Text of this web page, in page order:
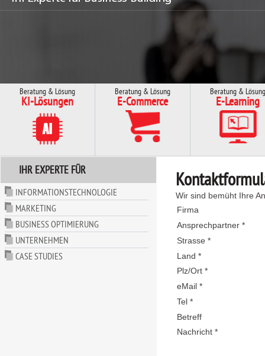
Beratung & Lösung
KI-Lösungen
Beratung & Lösung
E-Commerce
Beratung & Lösung
E-Learning
IHR EXPERTE FÜR
INFORMATIONSTECHNOLOGIE
MARKETING
BUSINESS OPTIMIERUNG
UNTERNEHMEN
CASE STUDIES
Wir sind bemüht Ihre
Firma
Ansprechpartner *
Strasse *
Land *
Plz/Ort *
eMail *
Tel *
Betreff
Nachricht *